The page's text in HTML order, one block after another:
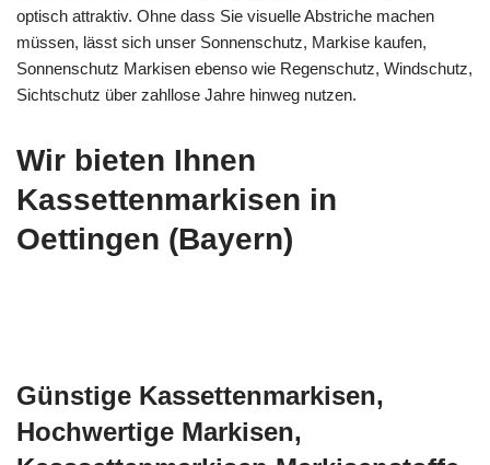
optisch attraktiv. Ohne dass Sie visuelle Abstriche machen
müssen, lässt sich unser Sonnenschutz, Markise kaufen,
Sonnenschutz Markisen ebenso wie Regenschutz, Windschutz,
Sichtschutz über zahllose Jahre hinweg nutzen.
Wir bieten Ihnen
Kassettenmarkisen in
Oettingen (Bayern)
Günstige Kassettenmarkisen,
Hochwertige Markisen,